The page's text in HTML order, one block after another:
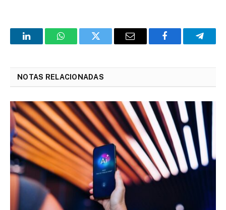
LinkedInWhatsAppTwitter Email Facebook
NOTAS RELACIONADAS